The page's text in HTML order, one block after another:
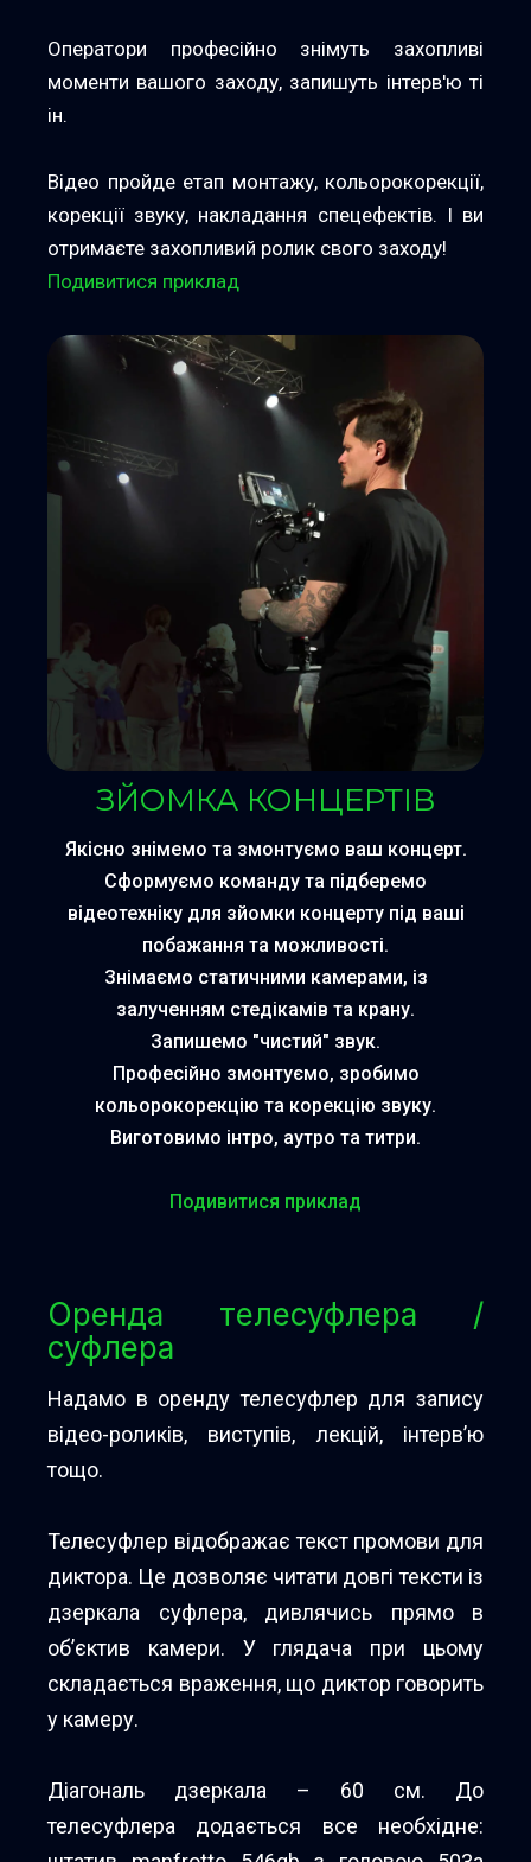
Оператори професійно знімуть захопливі
моменти вашого заходу, запишуть інтерв'ю ті
ін.
Відео пройде етап монтажу, кольорокорекції,
корекції звуку, накладання спецефектів. І ви
отримаєте захопливий ролик свого заходу!
Подивитися приклад
ЗЙОМКА КОНЦЕРТІВ
Якісно знімемо та змонтуємо ваш концерт.
Сформуємо команду та підберемо
відеотехніку для зйомки концерту під ваші
побажання та можливості.
Знімаємо статичними камерами, із
залученням стедікамів та крану.
Запишемо "чистий" звук.
Професійно змонтуємо, зробимо
кольорокорекцію та корекцію звуку.
Виготовимо інтро, аутро та титри.
Подивитися приклад
Оренда телесуфлера /
суфлера
Надамо в оренду телесуфлер для запису
відео-роликів, виступів, лекцій, інтерв’ю
тощо.
Телесуфлер відображає текст промови для
диктора. Це дозволяє читати довгі тексти із
дзеркала суфлера, дивлячись прямо в
об’єктив камери. У глядача при цьому
складається враження, що диктор говорить
у камеру.
Діагональ дзеркала – 60 см. До
телесуфлера додається все необхідне: